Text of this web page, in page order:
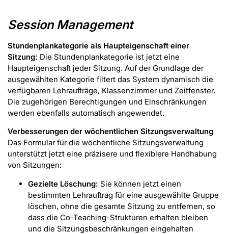
Session Management
Stundenplankategorie als Haupteigenschaft einer
Sitzung: Die Stundenplankategorie ist jetzt eine
Haupteigenschaft jeder Sitzung. Auf der Grundlage der
ausgewählten Kategorie filtert das System dynamisch die
verfügbaren Lehraufträge, Klassenzimmer und Zeitfenster.
Die zugehörigen Berechtigungen und Einschränkungen
werden ebenfalls automatisch angewendet.
Verbesserungen der wöchentlichen Sitzungsverwaltung
Das Formular für die wöchentliche Sitzungsverwaltung
unterstützt jetzt eine präzisere und flexiblere Handhabung
von Sitzungen:
Gezielte Löschung: Sie können jetzt einen
bestimmten Lehrauftrag für eine ausgewählte Gruppe
löschen, ohne die gesamte Sitzung zu entfernen, so
dass die Co-Teaching-Strukturen erhalten bleiben
und die Sitzungsbeschränkungen eingehalten